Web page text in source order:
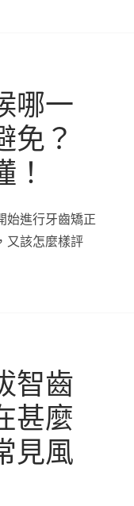
哪一
免？
始進行牙齒矯正
又該怎麼樣評
智齒
甚麼
見風